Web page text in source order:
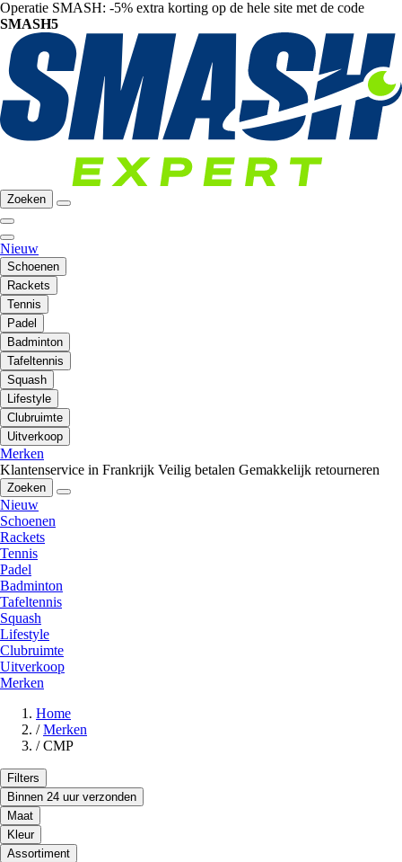
Operatie SMASH: -5% extra korting op de hele site met de code
SMASH5
Zoeken
Nieuw
Schoenen
Rackets
Tennis
Padel
Badminton
Tafeltennis
Squash
Lifestyle
Clubruimte
Uitverkoop
Merken
Klantenservice in Frankrijk Veilig betalen Gemakkelijk retourneren
Zoeken
Nieuw
Schoenen
Rackets
Tennis
Padel
Badminton
Tafeltennis
Squash
Lifestyle
Clubruimte
Uitverkoop
Merken
Home
/ Merken
/ CMP
Filters
Binnen 24 uur verzonden
Maat
Kleur
Assortiment